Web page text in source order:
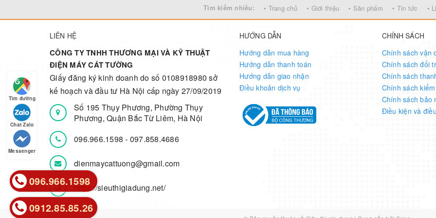
Tìm kiếm nhiều: • Trang chủ • Giới thiệu • Sản phẩm • Tin tức •
LIÊN HỆ
CÔNG TY TNHH THƯƠNG MẠI VÀ KỸ THUẬT
ĐIỆN MÁY CÁT TƯỜNG
Giấy đăng ký kinh doanh do số 0108918980 sở
kế hoạch và đầu tư Hà Nội cấp ngày 27/09/2019
Số 195 Thụy Phương, Phường Thụy
Phương, Quận Bắc Từ Liêm, Hà Nội
096.966.1598- 097.858.4686
dienmaycattuong@gmail.com
https://sieuthigiadung.net/
HƯỚNG DẪN
Hướng dẫn mua hàng
Hướng dẫn thanh toán
Hướng dẫn giao nhận
Điều khoản dịch vụ
CHÍNH SÁCH
Chính sách vận
Chính sách đổi
Chính sách
Chính sách
Chính sách bảo
Điều kiện và
096.966.1598
0912.85.85.26
Tìm đường
Chat Zalo
Messenger
096.966.1598
0912.85.85.26